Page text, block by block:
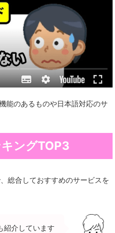
能のあるものや日本語対応のサ
ングTOP3
総合しておすすめのサービスを
紹介しています